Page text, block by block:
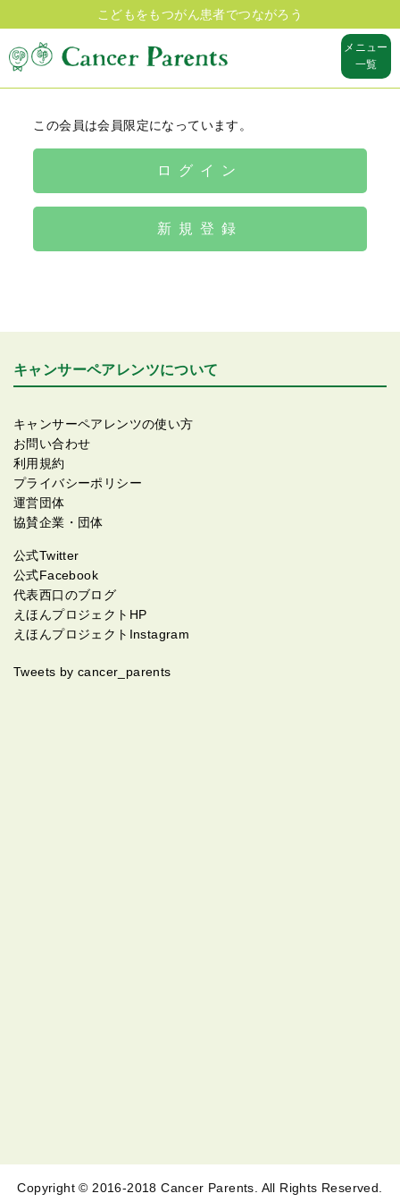
こどもをもつがん患者でつながろう
メニュー
一覧
この会員は会員限定になっています。
ログイン
新規登録
キャンサーペアレンツについて
キャンサーペアレンツの使い方
お問い合わせ
利用規約
プライバシーポリシー
運営団体
協賛企業・団体
公式Twitter
公式Facebook
代表西口のブログ
えほんプロジェクトHP
えほんプロジェクトInstagram
Tweets by cancer_parents
Copyright © 2016-2018 Cancer Parents. All Rights Reserved.